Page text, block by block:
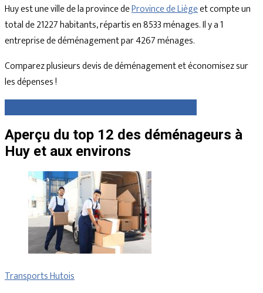
Huy est une ville de la province deProvince de Liègeet compte un
total de 21227 habitants, répartis en 8533 ménages. Il y a 1
entreprise de déménagement par 4267 ménages.
Comparez plusieurs devis de déménagement et économisez sur
les dépenses !
Aperçu du top 12 des déménageurs à
Huy et aux environs
Transports Hutois